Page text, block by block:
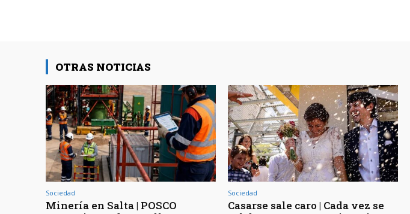
OTRAS NOTICIAS
Sociedad
Minería en Salta | POSCO
Sociedad
Casarse sale caro | Cada vez se